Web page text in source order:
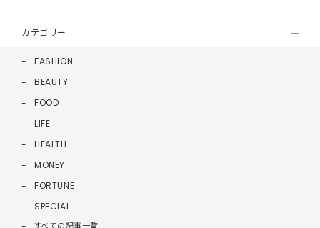
カテゴリー
FASHION
BEAUTY
FOOD
LIFE
HEALTH
MONEY
FORTUNE
SPECIAL